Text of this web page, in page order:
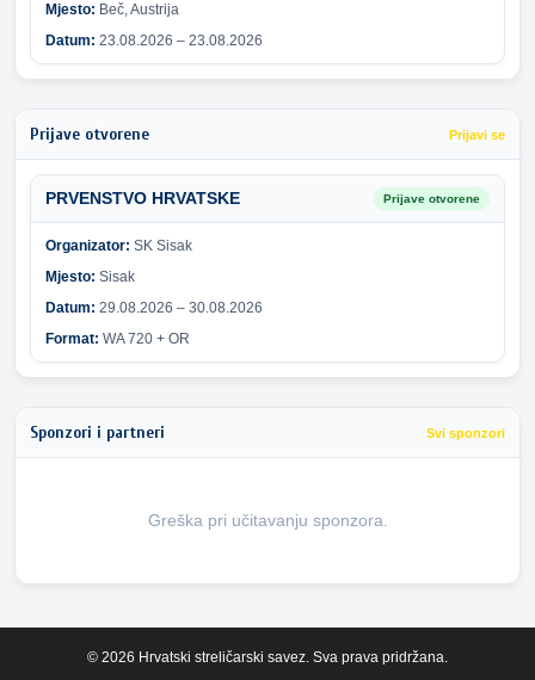
Mjesto: Beč, Austrija
Datum: 23.08.2026 – 23.08.2026
Prijave otvorene Prijavi se
PRVENSTVO HRVATSKE Prijave otvorene
Organizator: SK Sisak
Mjesto: Sisak
Datum: 29.08.2026 – 30.08.2026
Format: WA 720 + OR
Sponzori i partneri Svi sponzori
Greška pri učitavanju sponzora.
© 2026 Hrvatski streličarski savez. Sva prava pridržana.